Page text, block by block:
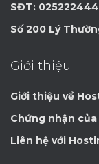
SĐT:
Số 200 Lý
Giới thiệu
Giới thiệu về
Chứng nhận
Liên hệ với